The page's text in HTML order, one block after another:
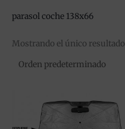
parasol coche 138x66
Mostrando el único resultado